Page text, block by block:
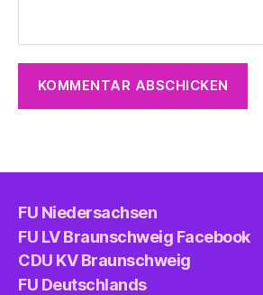
FU Niedersachsen
FU LV Braunschweig Facebook
CDU KV Braunschweig
FU Deutschlands